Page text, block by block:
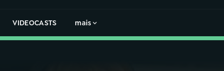
VIDEOCASTS mais